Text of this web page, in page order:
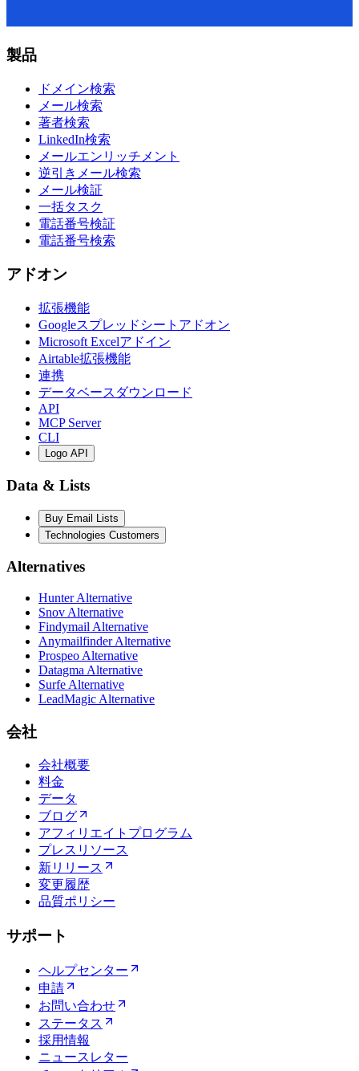
製品
ドメイン検索
メール検索
著者検索
LinkedIn検索
メールエンリッチメント
逆引きメール検索
メール検証
一括タスク
電話番号検証
電話番号検索
アドオン
拡張機能
Googleスプレッドシートアドオン
Microsoft Excelアドイン
Airtable拡張機能
連携
データベースダウンロード
API
MCP Server
CLI
Logo API
Data & Lists
Buy Email Lists
Technologies Customers
Alternatives
Hunter Alternative
Snov Alternative
Findymail Alternative
Anymailfinder Alternative
Prospeo Alternative
Datagma Alternative
Surfe Alternative
LeadMagic Alternative
会社
会社概要
料金
データ
ブログ
アフィリエイトプログラム
プレスリソース
新リリース
変更履歴
品質ポリシー
サポート
ヘルプセンター
申請
お問い合わせ
ステータス
採用情報
ニュースレター